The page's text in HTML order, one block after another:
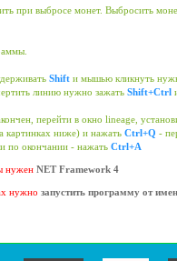
при выбросе монет. Выбросить
Shift и мышью кликнуть
линию нужно зажать Shift+Ctrl
перейти в окно lineage,
картинках ниже) и нажать Ctrl+Q -
по окончании - нажать Ctrl+A
нужен NET Framework 4
нужно запустить программу от